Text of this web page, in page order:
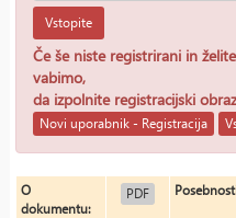
Vstopite
Če še niste registrirani in
vabimo,
da izpolnite registracijski
Novi uporabnik - Registracija
O
dokumentu:
PDF